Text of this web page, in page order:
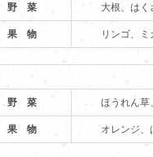
野 菜 大根、はく
果 物 リンゴ、
野 菜 ほうれん草
果 物 オレンジ、